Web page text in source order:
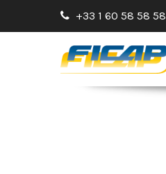
+33 1 60 58 58 58